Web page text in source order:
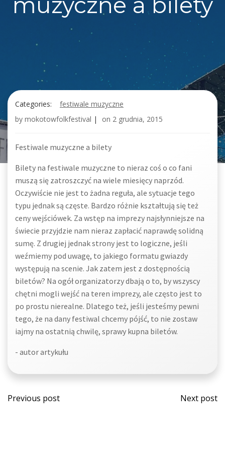
Categories:
festiwale muzyczne
by mokotowfolkfestival | on 2 grudnia, 2015
Festiwale muzyczne a bilety
Bilety na festiwale muzyczne to nieraz coś o co fani
muszą się zatroszczyć na wiele miesięcy naprzód.
Oczywiście nie jest to żadna reguła, ale sytuacje tego
typu jednak są częste. Bardzo różnie kształtują się też
ceny wejściówek. Za wstęp na imprezy najsłynniejsze na
świecie przyjdzie nam nieraz zapłacić naprawdę solidną
sumę. Z drugiej jednak strony jest to logiczne, jeśli
weźmiemy pod uwagę, to jakiego formatu gwiazdy
występują na scenie. Jak zatem jest z dostępnością
biletów? Na ogół organizatorzy dbają o to, by wszyscy
chętni mogli wejść na teren imprezy, ale często jest to
po prostu nierealne. Dlatego też, jeśli jesteśmy pewni
tego, że na dany festiwal chcemy pójść, to nie zostaw
iajmy na ostatnią chwilę, sprawy kupna biletów.
- autor artykułu
Post
Previous post
Post
Next post